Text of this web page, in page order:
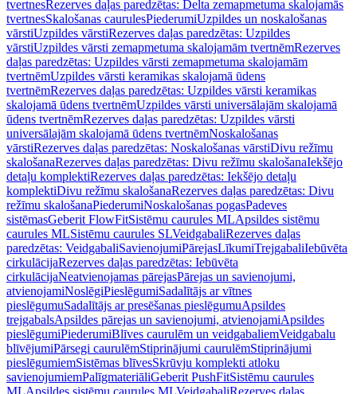
tvertnesRezerves daļas paredzētas: Delta zemapmetuma skalojamās
tvertnesSkalošanas caurulesPiederumiUzpildes un noskalošanas
vārstiUzpildes vārstiRezerves daļas paredzētas: Uzpildes
vārstiUzpildes vārsti zemapmetuma skalojamām tvertnēmRezerves
daļas paredzētas: Uzpildes vārsti zemapmetuma skalojamām
tvertnēmUzpildes vārsti keramikas skalojamā ūdens
tvertnēmRezerves daļas paredzētas: Uzpildes vārsti keramikas
skalojamā ūdens tvertnēmUzpildes vārsti universālajām skalojamā
ūdens tvertnēmRezerves daļas paredzētas: Uzpildes vārsti
universālajām skalojamā ūdens tvertnēmNoskalošanas
vārstiRezerves daļas paredzētas: Noskalošanas vārstiDivu režīmu
skalošanaRezerves daļas paredzētas: Divu režīmu skalošanaIekšējo
detaļu komplektiRezerves daļas paredzētas: Iekšējo detaļu
komplektiDivu režīmu skalošanaRezerves daļas paredzētas: Divu
režīmu skalošanaPiederumiNoskalošanas pogasPadeves
sistēmasGeberit FlowFitSistēmu caurules MLApsildes sistēmu
caurules MLSistēmu caurules SLVeidgabaliRezerves daļas
paredzētas: VeidgabaliSavienojumiPārejasLīkumiTrejgabaliIebūvēta
cirkulācijaRezerves daļas paredzētas: Iebūvēta
cirkulācijaNeatvienojamas pārejasPārejas un savienojumi,
atvienojamiNoslēgiPieslēgumiSadalītājs ar vītnes
pieslēgumuSadalītājs ar presēšanas pieslēgumuApsildes
trejgabalsApsildes pārejas un savienojumi, atvienojamiApsildes
pieslēgumiPiederumiBlīves caurulēm un veidgabaliemVeidgabalu
blīvējumiPārsegi caurulēmStiprinājumi caurulēmStiprinājumi
pieslēgumiemSistēmas blīvesSkrūvju komplekti atloku
savienojumiemPalīgmateriāliGeberit PushFitSistēmu caurules
MLApsildes sistēmu caurules MLVeidgabaliRezerves daļas